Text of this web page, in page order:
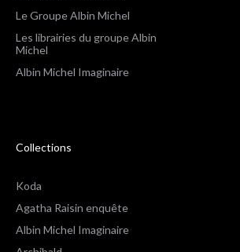
Le Groupe Albin Michel
Les librairies du groupe Albin
Michel
Albin Michel Imaginaire
Collections
Koda
Agatha Raisin enquête
Albin Michel Imaginaire